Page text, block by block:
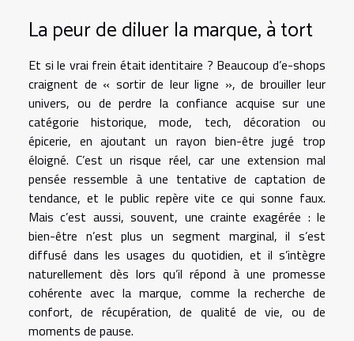
La peur de diluer la marque, à tort
Et si le vrai frein était identitaire ? Beaucoup d’e-shops
craignent de « sortir de leur ligne », de brouiller leur
univers, ou de perdre la confiance acquise sur une
catégorie historique, mode, tech, décoration ou
épicerie, en ajoutant un rayon bien-être jugé trop
éloigné. C’est un risque réel, car une extension mal
pensée ressemble à une tentative de captation de
tendance, et le public repère vite ce qui sonne faux.
Mais c’est aussi, souvent, une crainte exagérée : le
bien-être n’est plus un segment marginal, il s’est
diffusé dans les usages du quotidien, et il s’intègre
naturellement dès lors qu’il répond à une promesse
cohérente avec la marque, comme la recherche de
confort, de récupération, de qualité de vie, ou de
moments de pause.